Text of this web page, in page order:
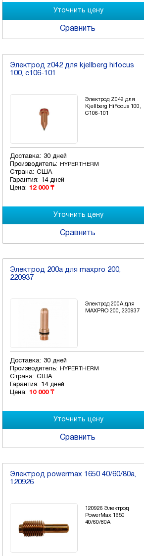
Сравнить
Электрод z042 для kjellberg hifocus
100, c106-101
Электрод Z042 для
Kjellberg HiFocus 100,
C106-101
Доставка: 30 дней
Производитель:
HYPERTHERM
Страна: США
Гарантия: 14 дней
Цена: 12 000 ₸
Сравнить
Электрод 200а для maxpro 200,
220937
Электрод 200А для
MAXPRO 200, 220937
Доставка: 30 дней
Производитель:
HYPERTHERM
Страна: США
Гарантия: 14 дней
Цена: 10 000 ₸
Сравнить
Электрод powermax 1650 40/60/80a,
120926
120926 Электрод
PowerMax 1650
40/60/80A